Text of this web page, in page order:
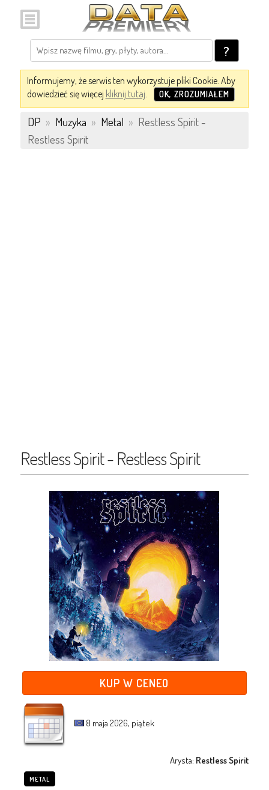
?
Informujemy, że serwis ten wykorzystuje pliki Cookie. Aby
dowiedzieć się więcej kliknij tutaj. OK, ZROZUMIAŁEM
DP » Muzyka » Metal » Restless Spirit -
Restless Spirit
Restless Spirit - Restless Spirit
KUP W CENEO
8 maja 2026, piątek
Arysta: Restless Spirit
METAL